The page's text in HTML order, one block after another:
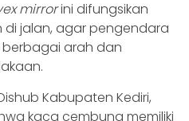
mirrorini difungsikan
jalan, agar pengendara
arah dan
Kabupaten Kediri,
kaca cembung memiliki